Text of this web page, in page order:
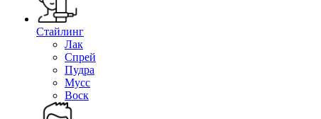
Стайлинг
Лак
Спрей
Пудра
Мусс
Воск